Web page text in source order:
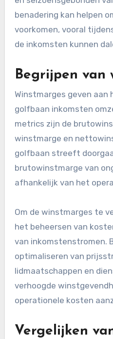
benadering kan helpen
voorkomen, vooral
de inkomsten kunnen
Begrijpen van
Winstmarges geven aan
golfbaan inkomsten
metrics zijn de
winstmarge en
golfbaan streeft
brutowinstmarge van
afhankelijk van het
Om de winstmarges te
het beheersen van
van inkomstenstromen.
optimaliseren van
lidmaatschappen en
verhoogde
operationele kosten
Vergelijken